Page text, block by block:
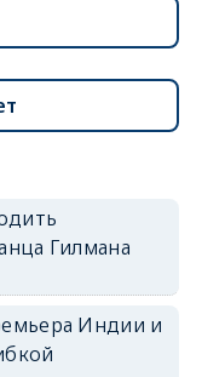
Гилмана
Индии и